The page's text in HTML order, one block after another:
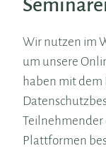
Wir nutzen im
um unsere
haben mit dem
Teilnehmender
Plattformen